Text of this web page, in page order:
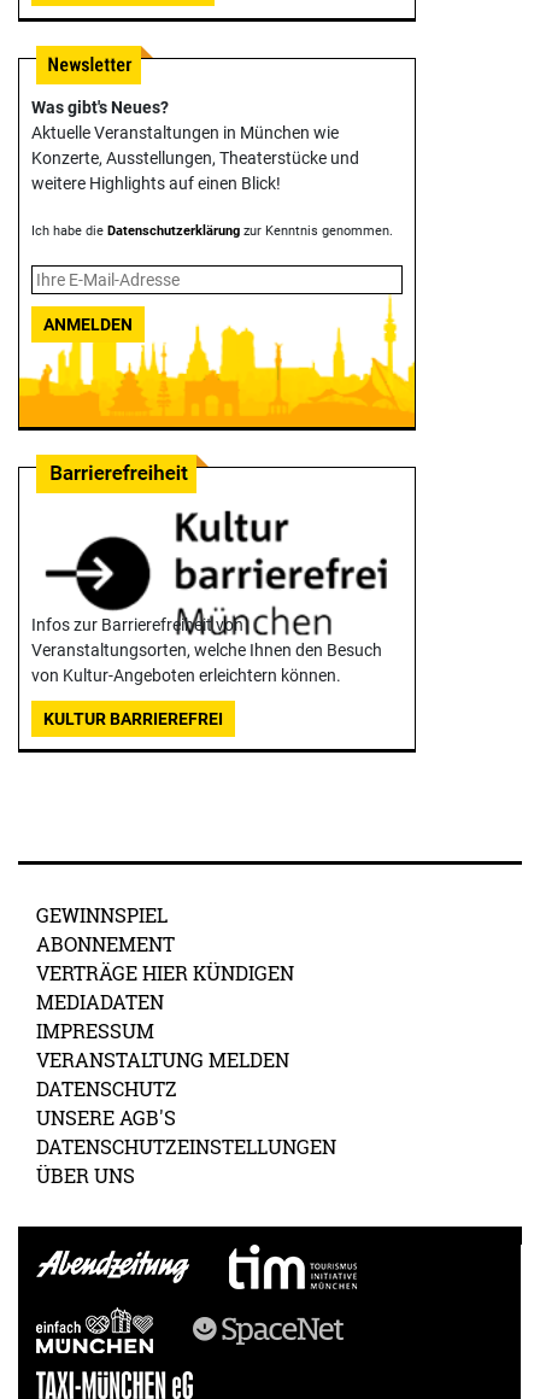
Was gibt's Neues?
Aktuelle Veranstaltungen in München wie
Konzerte, Ausstellungen, Theater­stücke und
weitere Highlights auf einen Blick!
Ich habe die Datenschutzerklärung zur Kenntnis genommen.
ANMELDEN
Infos zur Barrierefreiheit von
Veranstaltungsorten, welche Ihnen den Besuch
von Kultur-Angeboten erleichtern können.
KULTUR BARRIEREFREI
GEWINNSPIEL
ABONNEMENT
VERTRÄGE HIER KÜNDIGEN
MEDIADATEN
IMPRESSUM
VERANSTALTUNG MELDEN
DATENSCHUTZ
UNSERE AGB'S
DATENSCHUTZEINSTELLUNGEN
ÜBER UNS